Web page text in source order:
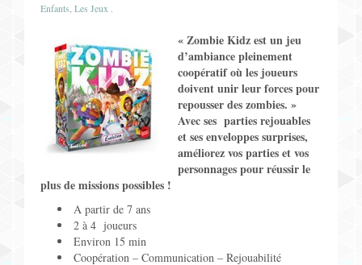
Enfants Les Jeux
« Zombie Kidz est un jeu
d’ambiance pleinement
coopératif où les joueurs
doivent unir leur forces pour
repousser des zombies. »
Avec ses parties rejouables
et ses enveloppes surprises,
améliorez vos parties et vos
personnages pour réussir le
plus de missions possibles !
A partir de 7 ans
2 à 4 joueurs
Environ 15 min
Coopération – Communication – Rejouabilité